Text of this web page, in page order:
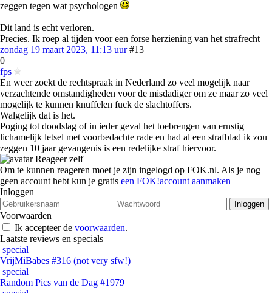
zeggen tegen wat psychologen
Dit land is echt verloren.
Precies. Ik roep al tijden voor een forse herziening van het strafrecht
zondag 19 maart 2023, 11:13 uur #13
0
fps
En weer zoekt de rechtspraak in Nederland zo veel mogelijk naar
verzachtende omstandigheden voor de misdadiger om ze maar zo veel
mogelijk te kunnen knuffelen fuck de slachtoffers.
Walgelijk dat is het.
Poging tot doodslag of in ieder geval het toebrengen van ernstig
lichamelijk letsel met voorbedachte rade en had al een strafblad ik zou
zeggen 10 jaar gevangenis is een redelijke straf hiervoor.
Reageer zelf
Om te kunnen reageren moet je zijn ingelogd op FOK.nl. Als je nog
geen account hebt kun je gratis een FOK!account aanmaken
Inloggen
Voorwaarden
Ik accepteer de voorwaarden.
Laatste reviews en specials
special
VrijMiBabes #316 (not very sfw!)
special
Random Pics van de Dag #1979